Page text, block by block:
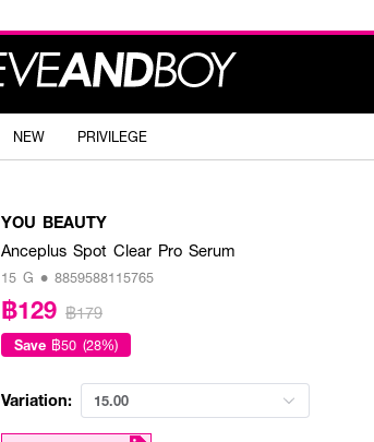
NEW PRIVILEGE
YOU BEAUTY
Anceplus Spot Clear Pro Serum
15 G • 8859588115765
฿129 ฿179
Save ฿50 (28%)
Variation: 15.00